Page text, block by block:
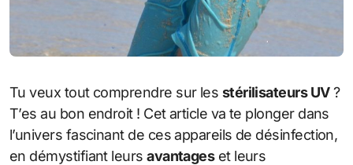
Tu veux tout comprendre sur les stérilisateurs UV?
T’es au bon endroit ! Cet article va te plonger dans
l’univers fascinant de ces appareils de désinfection,
en démystifiant leursavantageset leurs